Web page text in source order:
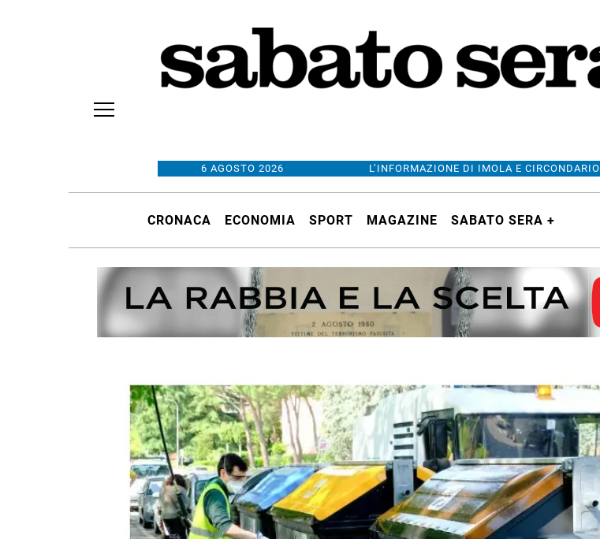
6 AGOSTO 2026 L’INFORMAZIONE DI IMOLA E CIRCONDARIO
CRONACA ECONOMIA SPORT MAGAZINE SABATO SERA +